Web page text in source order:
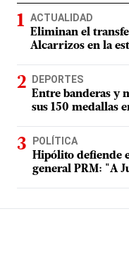
ACTUALIDAD
Eliminan el
Alcarrizos en la
DEPORTES
Entre banderas y
sus 150 medallas
POLÍTICA
Hipólito defiende
general PRM: "A